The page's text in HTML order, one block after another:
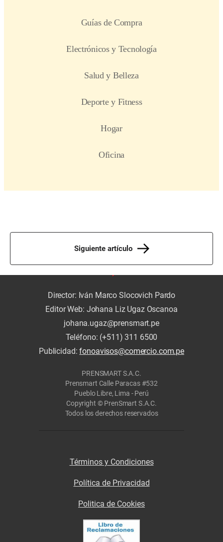
Siguiente artículo
Director: Iván Marco Slocovich Pardo
Editor Web: Johana Liz Ugaz Oscanoa
johana.ugaz@prensmart.pe
Teléfono: (+511) 311 6500
Publicidad:fonoavisos@comercio.com.pe
PRENSMART S.A.C.
Prensmart Calle Paracas #532
Pueblo Libre, Lima - Perú
Copyright © PrenSmart S.A.C.
Todos los derechos reservados
Términos y Condiciones
Política de Privacidad
Politica de Cookies